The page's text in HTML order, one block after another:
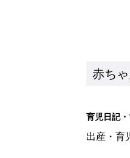
赤ち
育児日記
出産・育